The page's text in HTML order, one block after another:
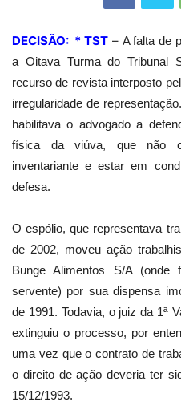
DECISÃO: * TST – A falta de
a Oitava Turma do Tribunal
recurso de revista interposto
irregularidade de
habilitava o advogado a
física da viúva, que não
inventariante e estar em
defesa.
O espólio, que representava
de 2002, moveu ação
Bunge Alimentos S/A
servente) por sua dispensa
de 1991. Todavia, o juiz da 1ª
extinguiu o processo, por
uma vez que o contrato de
o direito de ação deveria ter
15/12/1993.